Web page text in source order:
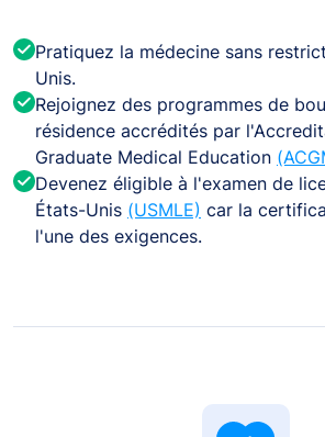
Pratiquez la médecine sans
Unis.
Rejoignez des programmes de
résidence accrédités par
Graduate Medical Education
Devenez éligible à l'examen de
États-Unis (USMLE) car la
l'une des exigences.